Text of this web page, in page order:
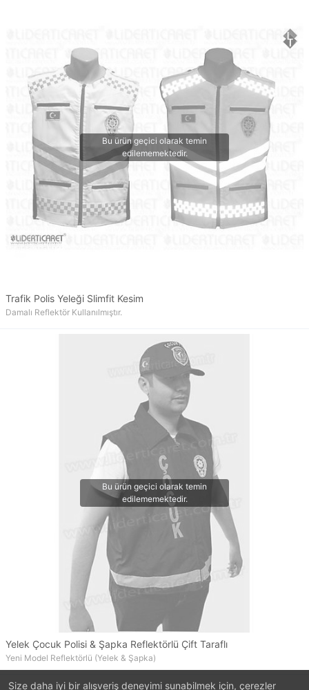
Size daha iyi bir alışveriş deneyimi sunabilmek için, çerezler
Trafik Polis Yeleği Slimfit Kesim
Damalı Reflektör Kullanılmıştır.
Yelek Çocuk Polisi & Şapka Reflektörlü Çift Taraflı
Yeni Model Reflektörlü (Yelek & Şapka)